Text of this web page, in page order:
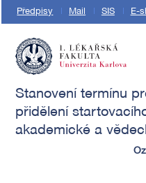
Předpisy Mail SIS E-
Stanovení termínu
přidělení
akademické a